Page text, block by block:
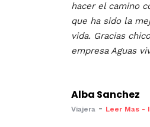
hacer el camino
que ha sido la
vida. Gracias
empresa Aguas
Alba Sanchez
Viajera - Leer Mas -